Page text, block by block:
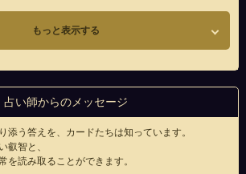
もっと表示する
占い師からのメッセージ
添う答えを、カードたちは知っています。
叡智と、
を読み取ることができます。